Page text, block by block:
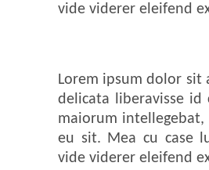
vide viderer eleifend
Lorem ipsum dolor sit
delicata liberavisse id
maiorum
eu sit. Mea cu case
vide viderer eleifend